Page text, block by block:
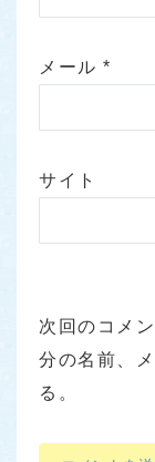
メール*
サイト
次回のコメ
分の名前、
る。